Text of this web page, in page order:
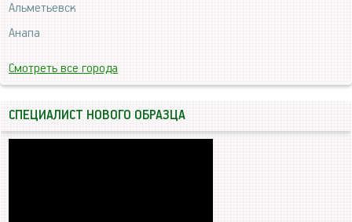
Альметьевск
Анапа
Смотреть все города
СПЕЦИАЛИСТ НОВОГО ОБРАЗЦА